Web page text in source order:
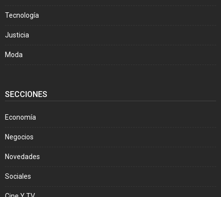
Tecnología
Justicia
Moda
SECCIONES
Economía
Negocios
Novedades
Sociales